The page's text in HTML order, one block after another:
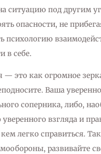
ситуацию под другим
опасности, не
психологию
в себе.
— это как огромное
Ваша
соперника, либо,
уверенного взгляда и
кем легко справиться.
развивайте